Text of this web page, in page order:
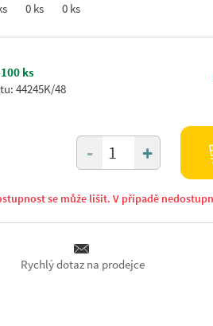
0 ks
0 ks
ks
44245K/48
+
-
se může lišit. V případě
Rychlý dotaz na prodejce